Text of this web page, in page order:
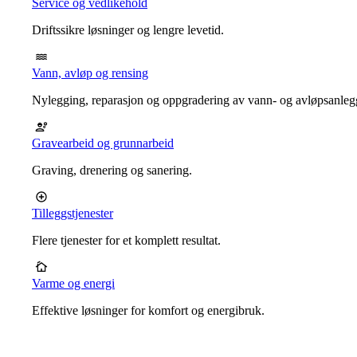
Driftssikre løsninger og lengre levetid.
Vann, avløp og rensing
Nylegging, reparasjon og oppgradering av vann- og
Gravearbeid og grunnarbeid
Graving, drenering og sanering.
Tilleggstjenester
Flere tjenester for et komplett resultat.
Varme og energi
Effektive løsninger for komfort og energibruk.